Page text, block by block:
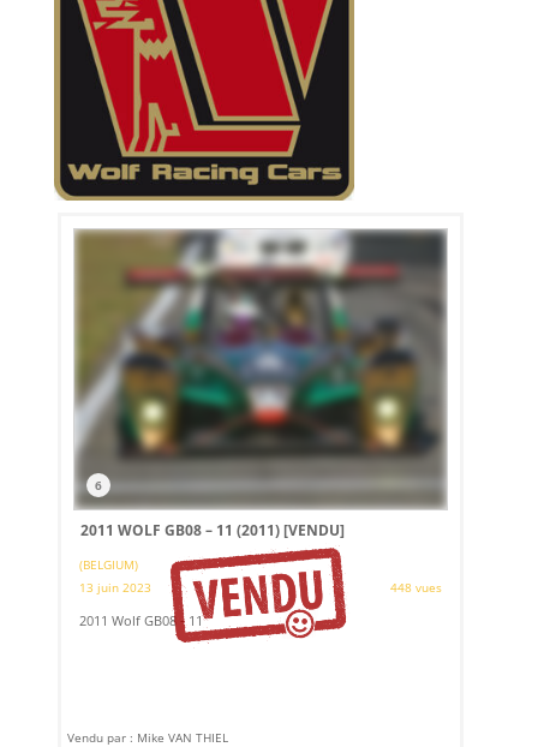
6
2011 WOLF GB08 – 11 (2011)[VENDU]
(BELGIUM)
13 juin 2023
448 vues
2011 Wolf GB08 - 11
Vendu par : Mike VAN THIEL